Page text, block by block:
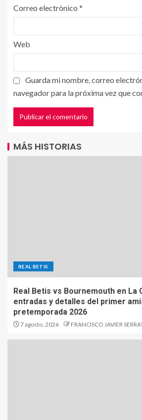
Correo electrónico *
Web
Guarda mi nombre, correo
navegador para la próxima vez que
MÁS HISTORIAS
REAL BETIS
Real Betis vs Bournemouth en La
entradas y detalles del primer
pretemporada 2026
7 agosto, 2026 FRANCISCO JAVIER